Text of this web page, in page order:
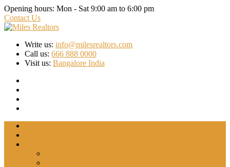
Opening hours: Mon - Sat 9:00 am to 6:00 pm
Contact Us
Write us: info@milesrealtors.com
Call us: 666 888 0000
Visit us: Bangalore India